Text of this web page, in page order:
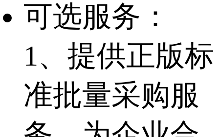
可选服务：
1、提供正版标
准批量采购服